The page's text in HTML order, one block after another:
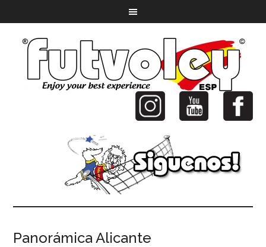
Panorámica Alicante